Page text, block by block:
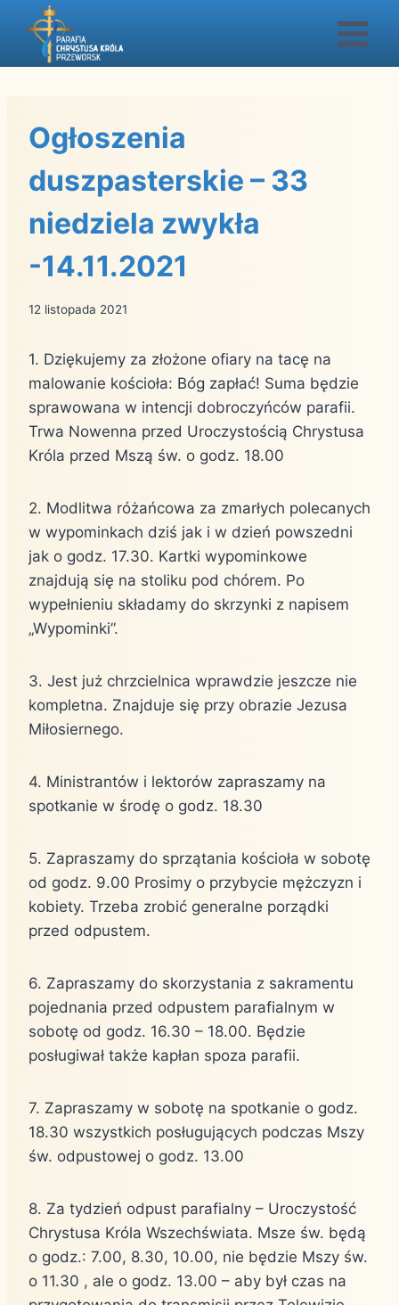
Przejdź
Ogłoszenia
duszpasterskie – 33
niedziela zwykła
-14.11.2021
12 listopada 2021
1. Dziękujemy za złożone ofiary na tacę na
malowanie kościoła: Bóg zapłać! Suma będzie
sprawowana w intencji dobroczyńców parafii.
Trwa Nowenna przed Uroczystością Chrystusa
Króla przed Mszą św. o godz. 18.00
2. Modlitwa różańcowa za zmarłych polecanych
w wypominkach dziś jak i w dzień powszedni
jak o godz. 17.30. Kartki wypominkowe
znajdują się na stoliku pod chórem. Po
wypełnieniu składamy do skrzynki z napisem
„Wypominki”.
3. Jest już chrzcielnica wprawdzie jeszcze nie
kompletna. Znajduje się przy obrazie Jezusa
Miłosiernego.
4. Ministrantów i lektorów zapraszamy na
spotkanie w środę o godz. 18.30
5. Zapraszamy do sprzątania kościoła w sobotę
od godz. 9.00 Prosimy o przybycie mężczyzn i
kobiety. Trzeba zrobić generalne porządki
przed odpustem.
6. Zapraszamy do skorzystania z sakramentu
pojednania przed odpustem parafialnym w
sobotę od godz. 16.30 – 18.00. Będzie
posługiwał także kapłan spoza parafii.
7. Zapraszamy w sobotę na spotkanie o godz.
18.30 wszystkich posługujących podczas Mszy
św. odpustowej o godz. 13.00
8. Za tydzień odpust parafialny – Uroczystość
Chrystusa Króla Wszechświata. Msze św. będą
o godz.: 7.00, 8.30, 10.00, nie będzie Mszy św.
o 11.30 , ale o godz. 13.00 – aby był czas na